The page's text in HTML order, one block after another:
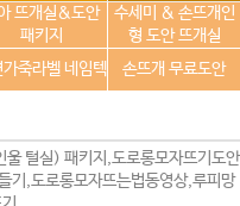
뜨개실&도안
패키지
수세미 & 손뜨개인
형 도안 뜨개실
가죽라벨 네임텍 손뜨개 무료도안
털실) 패키지,도로롱모자뜨기도안
기,도로롱모자뜨는법동영상,루피망